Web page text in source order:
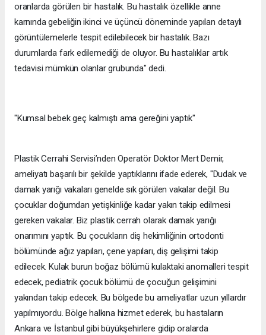
oranlarda görülen bir hastalık. Bu hastalık özellikle anne
karnında gebeliğin ikinci ve üçüncü döneminde yapılan detaylı
görüntülemelerle tespit edilebilecek bir hastalık. Bazı
durumlarda fark edilemediği de oluyor. Bu hastalıklar artık
tedavisi mümkün olanlar grubunda" dedi.
"Kumsal bebek geç kalmıştı ama gereğini yaptık"
Plastik Cerrahi Servisi’nden Operatör Doktor Mert Demir,
ameliyatı başarılı bir şekilde yaptıklarını ifade ederek, "Dudak ve
damak yarığı vakaları genelde sık görülen vakalar değil. Bu
çocuklar doğumdan yetişkinliğe kadar yakın takip edilmesi
gereken vakalar. Biz plastik cerrah olarak damak yarığı
onarımını yaptık. Bu çocukların diş hekimliğinin ortodonti
bölümünde ağız yapıları, çene yapıları, diş gelişimi takip
edilecek. Kulak burun boğaz bölümü kulaktaki anomalleri tespit
edecek, pediatrik çocuk bölümü de çocuğun gelişimini
yakından takip edecek. Bu bölgede bu ameliyatlar uzun yıllardır
yapılmıyordu. Bölge halkına hizmet ederek, bu hastaların
Ankara ve İstanbul gibi büyükşehirlere gidip oralarda